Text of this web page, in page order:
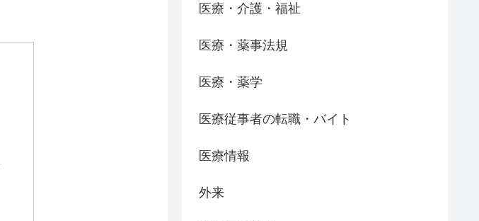
医療・介護・福祉
医療・薬事法規
医療・薬学
医療従事者の転職・バイト
医療情報
外来